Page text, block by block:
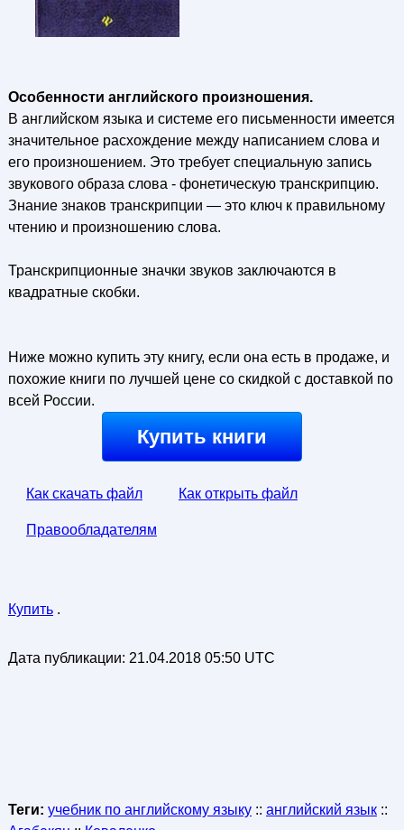
Особенности английского произношения.
В английском языка и системе его письменности имеется
значительное расхождение между написанием слова и
его произношением. Это требует специальную запись
звукового образа слова - фонетическую транскрипцию.
Знание знаков транскрипции — это ключ к правильному
чтению и произношению слова.
Транскрипционные значки звуков заключаются в
квадратные скобки.
Ниже можно купить эту книгу, если она есть в продаже, и
похожие книги по лучшей цене со скидкой с доставкой по
всей России.
Купить книги
Как скачать файл Как открыть файл
Правообладателям
Купить.
Дата публикации: 21.04.2018 05:50 UTC
Теги: учебник по английскому языку:: английский язык::